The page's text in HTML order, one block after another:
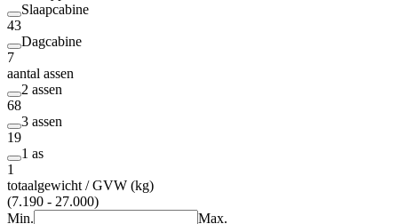
Slaapcabine
43
Dagcabine
7
aantal assen
2 assen
68
3 assen
19
1 as
1
totaalgewicht / GVW (kg)
(7.190 - 27.000)
Min.
Max.